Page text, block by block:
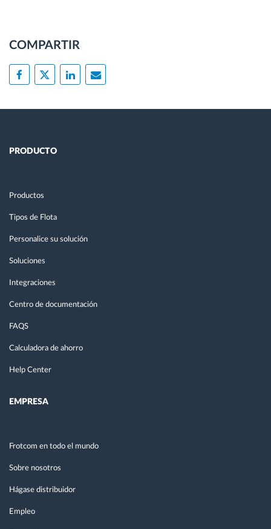
COMPARTIR
PRODUCTO
Productos
Tipos de Flota
Personalice su solución
Soluciones
Integraciones
Centro de documentación
FAQS
Calculadora de ahorro
Help Center
EMPRESA
Frotcom en todo el mundo
Sobre nosotros
Hágase distribuidor
Empleo